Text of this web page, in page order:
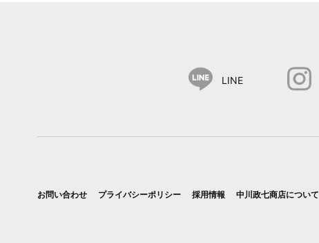
LINE
お問い合わせ プライバシーポリシー 採用情報 中川政七商店について